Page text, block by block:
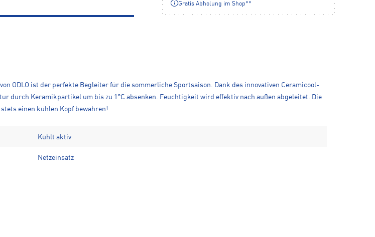
Gratis Abholung im Shop**
ODLO ist der perfekte Begleiter für die sommerliche Sportsaison. Dank des innovativen Ceramicool-
durch Keramikpartikel um bis zu 1°C absenken. Feuchtigkeit wird effektiv nach außen abgeleitet. Die
einen kühlen Kopf bewahren!
Kühlt aktiv
Netzeinsatz